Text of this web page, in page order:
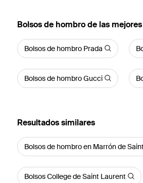
Bolsos de hombro de las
Bolsos de hombro Prada
Bolsos de hombro Gucci
Resultados similares
Bolsos de hombro en Marrón de
Bolsos College de Saint Laurent